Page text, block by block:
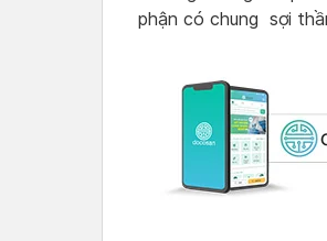
phận có chung sợi